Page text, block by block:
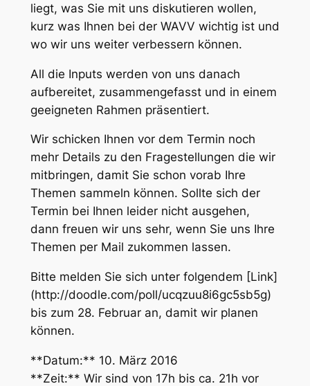
liegt, was Sie mit uns diskutieren wollen,
kurz was Ihnen bei der WAVV wichtig ist und
wo wir uns weiter verbessern können.
All die Inputs werden von uns danach
aufbereitet, zusammengefasst und in einem
geeigneten Rahmen präsentiert.
Wir schicken Ihnen vor dem Termin noch
mehr Details zu den Fragestellungen die wir
mitbringen, damit Sie schon vorab Ihre
Themen sammeln können. Sollte sich der
Termin bei Ihnen leider nicht ausgehen,
dann freuen wir uns sehr, wenn Sie uns Ihre
Themen per Mail zukommen lassen.
Bitte melden Sie sich unter folgendem [Link]
(http://doodle.com/poll/ucqzuu8i6gc5sb5g)
bis zum 28. Februar an, damit wir planen
können.
**Datum:** 10. März 2016
**Zeit:** Wir sind von 17h bis ca. 21h vor